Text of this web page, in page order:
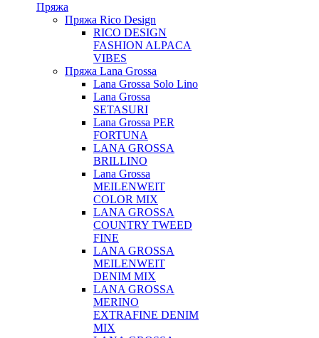
Пряжа
Пряжа Rico Design
RICO DESIGN
FASHION ALPACA
VIBES
Пряжа Lana Grossa
Lana Grossa Solo Lino
Lana Grossa
SETASURI
Lana Grossa PER
FORTUNA
LANA GROSSA
BRILLINO
Lana Grossa
MEILENWEIT
COLOR MIX
LANA GROSSA
COUNTRY TWEED
FINE
LANA GROSSA
MEILENWEIT
DENIM MIX
LANA GROSSA
MERINO
EXTRAFINE DENIM
MIX